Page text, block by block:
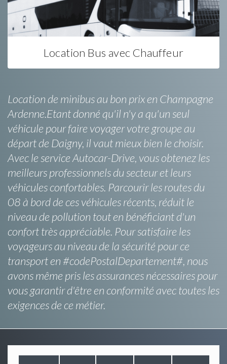
Location Bus avec Chauffeur
Location de minibus au bon prix en Champagne
Ardenne.Etant donné qu'il n'y a qu'un seul
véhicule pour faire voyager votre groupe au
départ de Daigny, il vaut mieux bien le choisir.
Avec le service Autocar-Drive, vous obtenez les
meilleurs professionnels du secteur et leurs
véhicules confortables. Parcourir les routes du
08 à bord de ces véhicules récents, réduit le
niveau de pollution tout en bénéficiant d'un
confort très appréciable. Pour satisfaire les
voyageurs au niveau de la sécurité pour ce
transport en #codePostalDepartement#, nous
avons même pris les assurances nécessaires pour
vous garantir d'être en conformité avec toutes les
exigences de ce métier.